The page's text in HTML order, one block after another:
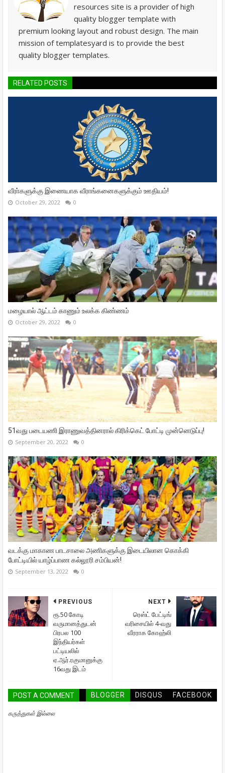
resources site is a provider of high
quality blogger template with
premium looking layout and robust design. The main
mission of templatesyard is to provide the best
quality blogger templates.
RELATED POSTS
வீரா்களுக்கு இணையாக வீராங்கனைகளுக்கும் ஊதியம்!
October 29, 2022 0
மழையால் ஆட்டம் காணும் உலக்க கிண்ணம்
October 29, 2022 0
51வது படையணி இராணுவத்தினரால் கிரிக்கெட் போட்டி முன்னெடுப்பு!
September 20, 2022 0
வடக்கு மாகாண பாடசாலை அணிகளுக்கு இடையிலான கொக்கி
போட்டியில் யாழ்ப்பாண கல்லூரி சம்பியன்!
September 13, 2022 0
NEXT
ரெஸ்ட் பேட்டிங்
வரிசையில் 4-வது
வீரராக கோஹ்லி
PREVIOUS
ரூ.50 கோடி
வருமானத்துடன்
பிரபல 100
இந்தியர்கள்
பட்டியலில்
ஏ.ஆர்.ரகுமானுக்கு
16வது இடம்
POST A COMMENT BLOGGER DISQUS FACEBOOK
கருத்துகள் இல்லை